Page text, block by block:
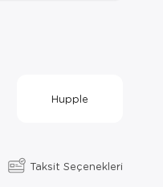
Hupple
Taksit Seçenekleri